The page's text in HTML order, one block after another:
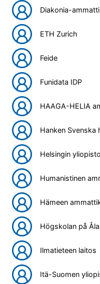
Diakonia-
ETH Zurich
Feide
Funidata IDP
HAAGA-HELIA
Hanken Svenska
Helsingin yliopisto
Humanistinen
Hämeen
Högskolan på
Ilmatieteen laitos
Itä-Suomen